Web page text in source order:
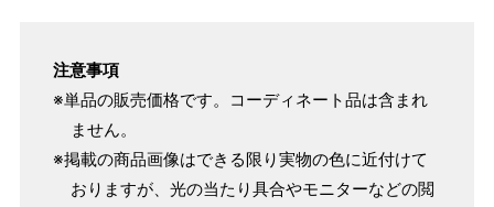
注意事項
※単品の販売価格です。コーディネート品は含まれ
ません。
※掲載の商品画像はできる限り実物の色に近付けて
おりますが、光の当たり具合やモニターなどの閲